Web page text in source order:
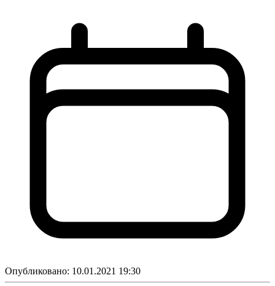
Опубликовано: 10.01.2021 19:30